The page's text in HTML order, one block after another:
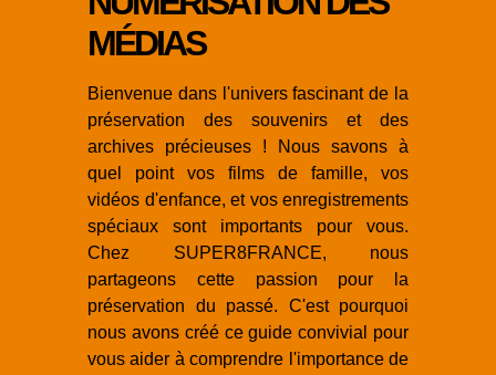
MÉDIAS
Bienvenue dans l'univers fascinant de la
préservation des souvenirs et des
archives précieuses ! Nous savons à
quel point vos films de famille, vos
vidéos d'enfance, et vos enregistrements
spéciaux sont importants pour vous.
Chez SUPER8FRANCE, nous
partageons cette passion pour la
préservation du passé. C'est pourquoi
nous avons créé ce guide convivial pour
vous aider à comprendre l'importance de